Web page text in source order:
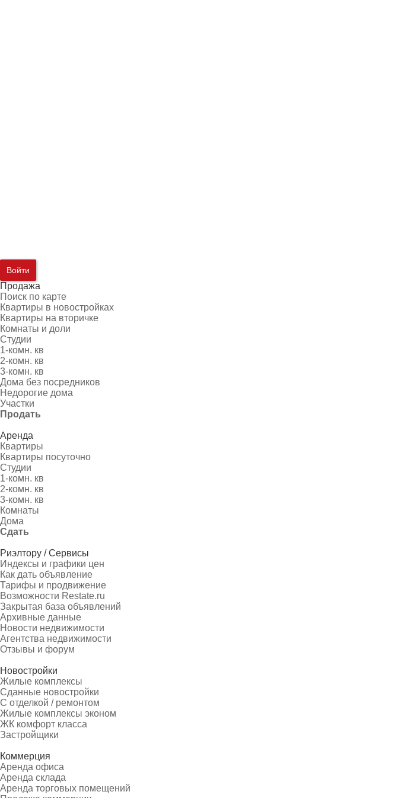
Войти
Продажа
Поиск по карте
Квартиры в новостройках
Квартиры на вторичке
Комнаты и доли
Студии
1-комн. кв
2-комн. кв
3-комн. кв
Дома без посредников
Недорогие дома
Участки
Продать
Аренда
Квартиры
Квартиры посуточно
Студии
1-комн. кв
2-комн. кв
3-комн. кв
Комнаты
Дома
Сдать
Риэлтору / Сервисы
Индексы и графики цен
Как дать объявление
Тарифы и продвижение
Возможности Restate.ru
Закрытая база объявлений
Архивные данные
Новости недвижимости
Агентства недвижимости
Отзывы и форум
Новостройки
Жилые комплексы
Сданные новостройки
С отделкой / ремонтом
Жилые комплексы эконом
ЖК комфорт класса
Застройщики
Коммерция
Аренда офиса
Аренда склада
Аренда торговых помещений